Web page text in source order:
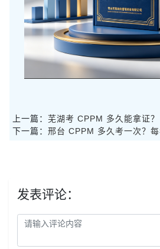
上一篇： 芜湖考 CPPM 多久能拿证？
下一篇： 邢台 CPPM 多久考一次？每
发表评论：